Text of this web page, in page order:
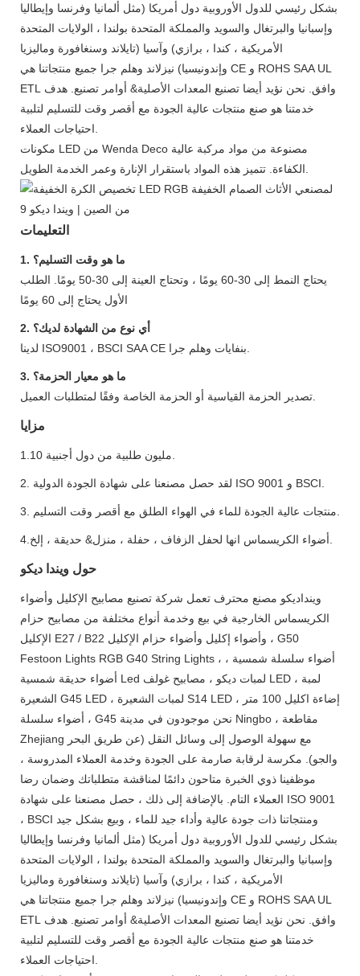
بشكل رئيسي للدول الأوروبية دول أمريكا (مثل ألمانيا وفرنسا وإيطاليا
وإسبانيا والبرتغال والسويد والمملكة المتحدة بولندا ، الولايات المتحدة
الأمريكية ، كندا ، برازي) وآسيا (تايلاند وسنغافورة وماليزيا
وإندونيسيا) نيزلاند وهلم جرا جميع منتجاتنا هي CE و ROHS SAA UL
ETL وافق. نحن نؤيد أيضا تصنيع المعدات الأصلية& أوامر تصنيع. هدف
خدمتنا هو صنع منتجات عالية الجودة مع أقصر وقت للتسليم لتلبية
مكونات LED من Wenda Deco مصنوعة من مواد مركبة عالية
التعليمات
1. ما هو وقت التسليم؟
يحتاج النمط إلى 30-60 يومًا ، وتحتاج العينة إلى 30-50 يومًا. الطلب
الأول يحتاج إلى 60 يومًا
2. أي نوع من الشهادة لديك؟
3. ما هو معيار الحزمة؟
مزايا
2. لقد حصل مصنعنا على شهادة الجودة الدولية ISO 9001 و BSCI.
حول ويندا ديكو
وينداديكو مصنع محترف تعمل شركة تصنيع مصابيح الإكليل وأضواء
الكريسماس الخارجية في بيع وخدمة أنواع مختلفة من مصابيح حزام
الإكليل E27 / B22 وأضواء إكليل وأضواء حزام الإكليل ، G50
Festoon Lights RGB G40 String Lights ، أضواء سلسلة شمسية ،
أضواء حديقة شمسية Led لمبات ديكو ، مصابيح غولف LED ، لمبة
الشعيرة G45 LED ، لمبات الشعيرة S14 LED ، إضاءة اكليل 100 متر
، أضواء سلسلة G45 نحن موجودون في مدينة Ningbo ، مقاطعة
Zhejiang مع سهولة الوصول إلى وسائل النقل (عن طريق البحر
والجو). مكرسة لرقابة صارمة على الجودة وخدمة العملاء المدروسة ،
موظفينا ذوي الخبرة متاحون دائمًا لمناقشة متطلباتك وضمان رضا
العملاء التام. بالإضافة إلى ذلك ، حصل مصنعنا على شهادة ISO 9001
، BSCI ومنتجاتنا ذات جودة عالية وأداء جيد للماء ، وبيع بشكل جيد
بشكل رئيسي للدول الأوروبية دول أمريكا (مثل ألمانيا وفرنسا وإيطاليا
وإسبانيا والبرتغال والسويد والمملكة المتحدة بولندا ، الولايات المتحدة
الأمريكية ، كندا ، برازي) وآسيا (تايلاند وسنغافورة وماليزيا
وإندونيسيا) نيزلاند وهلم جرا جميع منتجاتنا هي CE و ROHS SAA UL
ETL وافق. نحن نؤيد أيضا تصنيع المعدات الأصلية& أوامر تصنيع. هدف
خدمتنا هو صنع منتجات عالية الجودة مع أقصر وقت للتسليم لتلبية